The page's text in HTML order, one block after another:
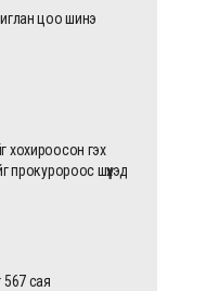
холдож амарна гэв
цоо шинэ
хохироосон гэх
прокуророос шүүхэд
567 сая